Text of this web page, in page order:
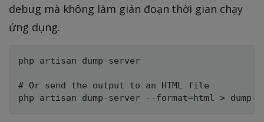
debug mà không làm gián đoạn thời gian chạy
ứng dụng.
php artisan dump-server
# Or send the output to an HTML file